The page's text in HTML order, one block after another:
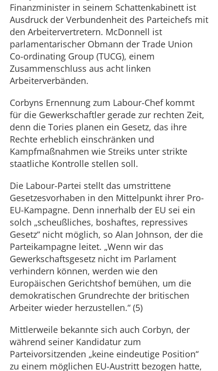
Finanzminister in seinem Schattenkabinett ist
Ausdruck der Verbundenheit des Parteichefs mit
den Arbeitervertretern. McDonnell ist
parlamentarischer Obmann der Trade Union
Co-ordinating Group (TUCG), einem
Zusammenschluss aus acht linken
Arbeiterverbänden.
Corbyns Ernennung zum Labour-Chef kommt
für die Gewerkschaftler gerade zur rechten Zeit,
denn die Tories planen ein Gesetz, das ihre
Rechte erheblich einschränken und
Kampfmaßnahmen wie Streiks unter strikte
staatliche Kontrolle stellen soll.
Die Labour-Partei stellt das umstrittene
Gesetzesvorhaben in den Mittelpunkt ihrer Pro-
EU-Kampagne. Denn innerhalb der EU sei ein
solch „scheußliches, boshaftes, repressives
Gesetz“ nicht möglich, so Alan Johnson, der die
Parteikampagne leitet. „Wenn wir das
Gewerkschaftsgesetz nicht im Parlament
verhindern können, werden wie den
Europäischen Gerichtshof bemühen, um die
demokratischen Grundrechte der britischen
Arbeiter wieder herzustellen.“ (5)
Mittlerweile bekannte sich auch Corbyn, der
während seiner Kandidatur zum
Parteivorsitzenden „keine eindeutige Position“
zu einem möglichen EU-Austritt bezogen hatte,